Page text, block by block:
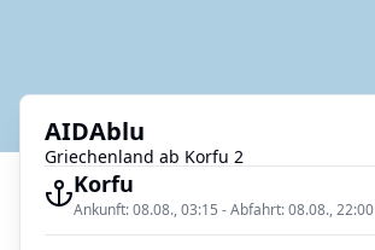
AIDAblu
Griechenland ab Korfu 2
Korfu
Ankunft:08.08., 03:15 -Abfahrt:08.08., 22:00